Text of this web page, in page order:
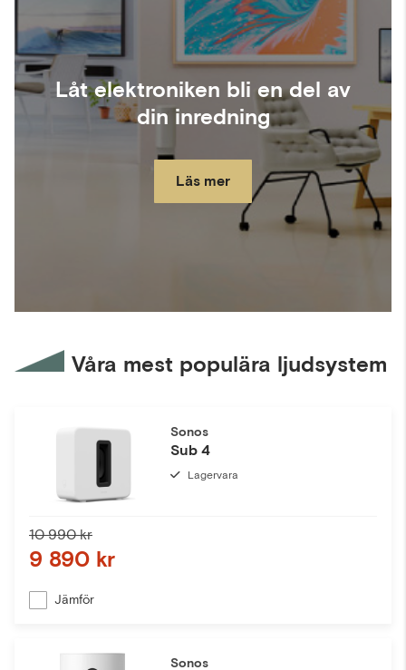
Låt elektroniken bli en del av
din inredning
Läs mer
Våra mest populära ljudsystem
Sonos
Sub 4
Lagervara
10 990 kr
9 890 kr
Jämför
Sonos